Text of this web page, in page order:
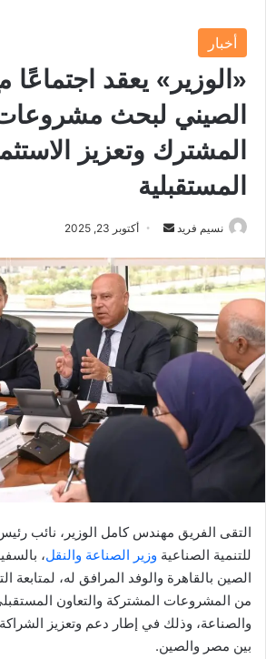
أخبار
«الوزير» يعقد اجتماعًا
الصيني لبحث مشروعات
المشترك وتعزيز
المستقبلية
نسيم فريد
س
ل
ب
ر
ا
إ
و
ن
ي
أكتوبر 23, 2025
التقى الفريق مهندس كامل الوزير، نائب
للتنمية الصناعية وزير الصناعة والنقل،
الصين بالقاهرة والوفد المرافق له، لمتابعة
من المشروعات المشتركة والتعاون
والصناعة، وذلك في إطار دعم وتعزيز الشراكة
بين مصر والصين.